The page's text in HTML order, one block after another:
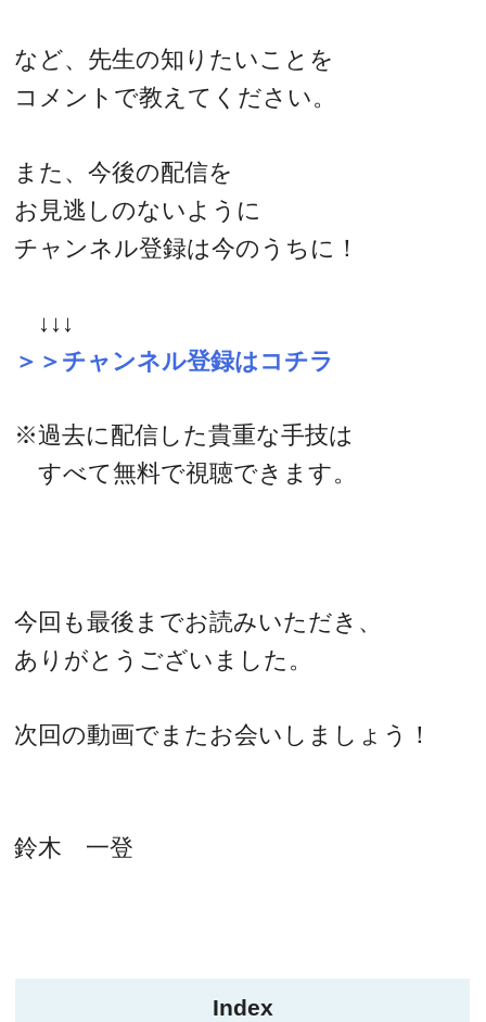
など、先生の知りたいことを
コメントで教えてください。
また、今後の配信を
お見逃しのないように
チャンネル登録は今のうちに！
↓↓↓
＞＞チャンネル登録はコチラ
※過去に配信した貴重な手技は
すべて無料で視聴できます。
今回も最後までお読みいただき、
ありがとうございました。
次回の動画でまたお会いしましょう！
鈴木 一登
Index